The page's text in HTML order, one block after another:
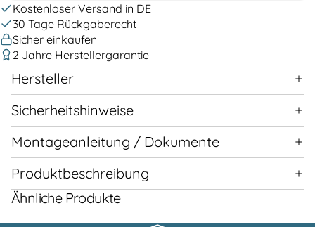
Kostenloser Versand in DE
30 Tage Rückgaberecht
Sicher einkaufen
2 Jahre Herstellergarantie
Hersteller
Sicherheitshinweise
Montageanleitung / Dokumente
Produktbeschreibung
Ähnliche Produkte